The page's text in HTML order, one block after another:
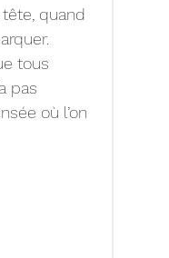
tête, quand
tous
pas
où l’on